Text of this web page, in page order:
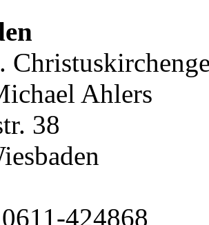
Ahlers
38
424868